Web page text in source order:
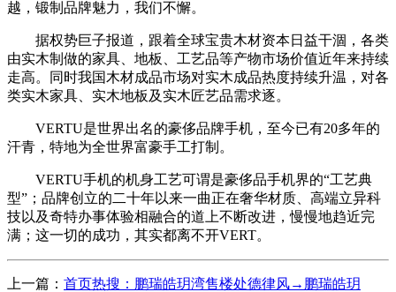
越，锻制品牌魅力，我们不懈。
据权势巨子报道，跟着全球宝贵木材资本日益干涸，各类
由实木制做的家具、地板、工艺品等产物市场价值近年来持续
走高。同时我国木材成品市场对实木成品热度持续升温，对各
类实木家具、实木地板及实木匠艺品需求逐。
VERTU是世界出名的豪侈品牌手机，至今已有20多年的
汗青，特地为全世界富豪手工打制。
VERTU手机的机身工艺可谓是豪侈品手机界的“工艺典
型”；品牌创立的二十年以来一曲正在奢华材质、高端立异科
技以及奇特办事体验相融合的道上不断改进，慢慢地趋近完
满；这一切的成功，其实都离不开VERT。
上一篇： 首页热搜：鹏瑞皓玥湾售楼处德律风→鹏瑞皓玥